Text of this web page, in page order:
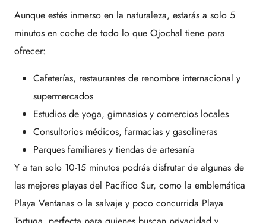
Aunque estés inmerso en la naturaleza, estarás a solo 5
minutos en coche de todo lo que Ojochal tiene para
ofrecer:
Cafeterías, restaurantes de renombre internacional y
supermercados
Estudios de yoga, gimnasios y comercios locales
Consultorios médicos, farmacias y gasolineras
Parques familiares y tiendas de artesanía
Y a tan solo 10-15 minutos podrás disfrutar de algunas de
las mejores playas del Pacífico Sur, como la emblemática
Playa Ventanas o la salvaje y poco concurrida Playa